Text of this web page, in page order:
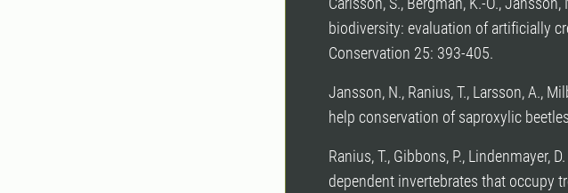
biodiversity: evaluation of artificially
Conservation 25: 393-405.
Jansson, N., Ranius, T., Larsson, A.,
help conservation of saproxylic
Ranius, T., Gibbons, P., Lindenmayer,
dependent invertebrates that occupy